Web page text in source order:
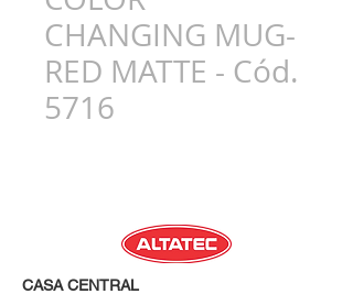
CHANGING MUG-
RED MATTE - Cód.
5716
CASA CENTRAL